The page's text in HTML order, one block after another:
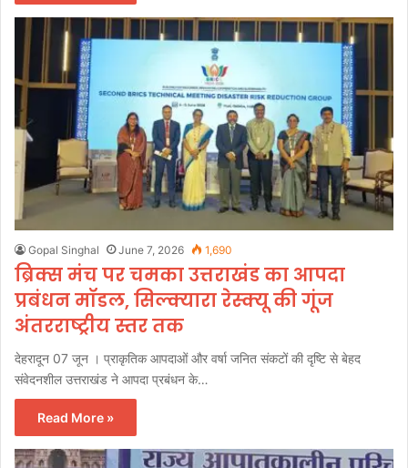
Gopal Singhal June 7, 2026 1,690
ब्रिक्स मंच पर चमका उत्तराखंड का आपदा
प्रबंधन मॉडल, सिल्क्यारा रेस्क्यू की गूंज
अंतरराष्ट्रीय स्तर तक
देहरादून 07 जून । प्राकृतिक आपदाओं और वर्षा जनित संकटों की दृष्टि से बेहद
संवेदनशील उत्तराखंड ने आपदा प्रबंधन के…
Read More »